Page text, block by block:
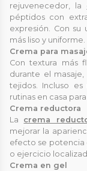
rejuvenecedor, la
péptidos con
expresión. Con
más liso y uniforme.
Crema para
Con textura más
durante el
tejidos. Incluso
rutinas en casa
Crema reductora
La crema
mejorar la
efecto se potencia
o ejercicio
Crema en gel